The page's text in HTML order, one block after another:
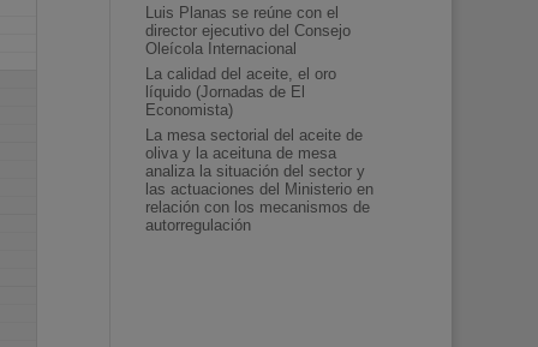
Luis Planas se reúne con el
director ejecutivo del Consejo
Oleícola Internacional
La calidad del aceite, el oro
líquido (Jornadas de El
Economista)
La mesa sectorial del aceite de
oliva y la aceituna de mesa
analiza la situación del sector y
las actuaciones del Ministerio en
relación con los mecanismos de
autorregulación